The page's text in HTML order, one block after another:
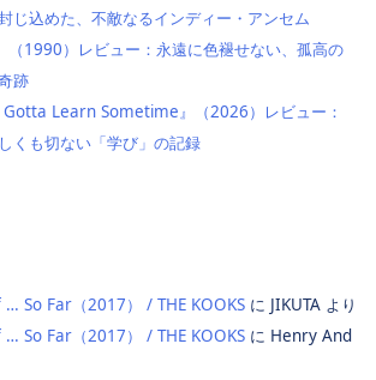
じ込めた、不敵なるインディー・アンセム
（1990）レビュー：永遠に色褪せない、孤高の
跡
Gotta Learn Sometime』（2026）レビュー：
くも切ない「学び」の記録
… So Far（2017） / THE KOOKS に JIKUTA より
… So Far（2017） / THE KOOKS に Henry And